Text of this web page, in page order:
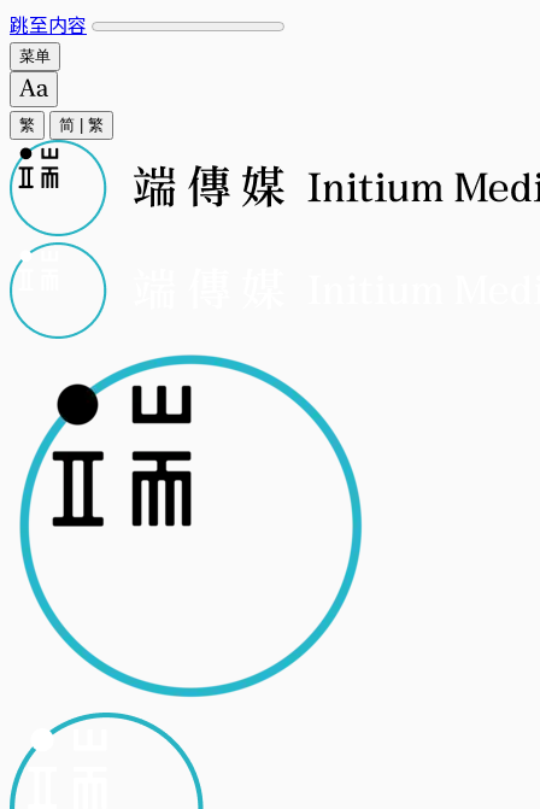
跳至内容
菜单
繁 简 繁